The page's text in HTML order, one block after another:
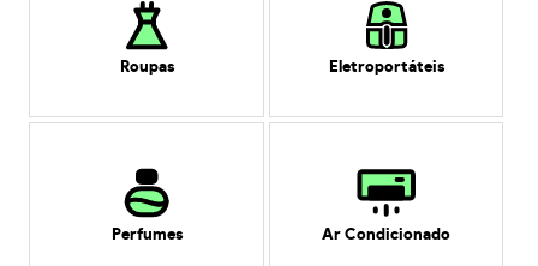
Roupas Eletroportáteis
Perfumes Ar Condicionado